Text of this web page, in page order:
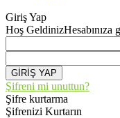
Giriş Yap
Hoş GeldinizHesabınıza
Şifreni mi unuttun?
Şifre kurtarma
Şifrenizi Kurtarın